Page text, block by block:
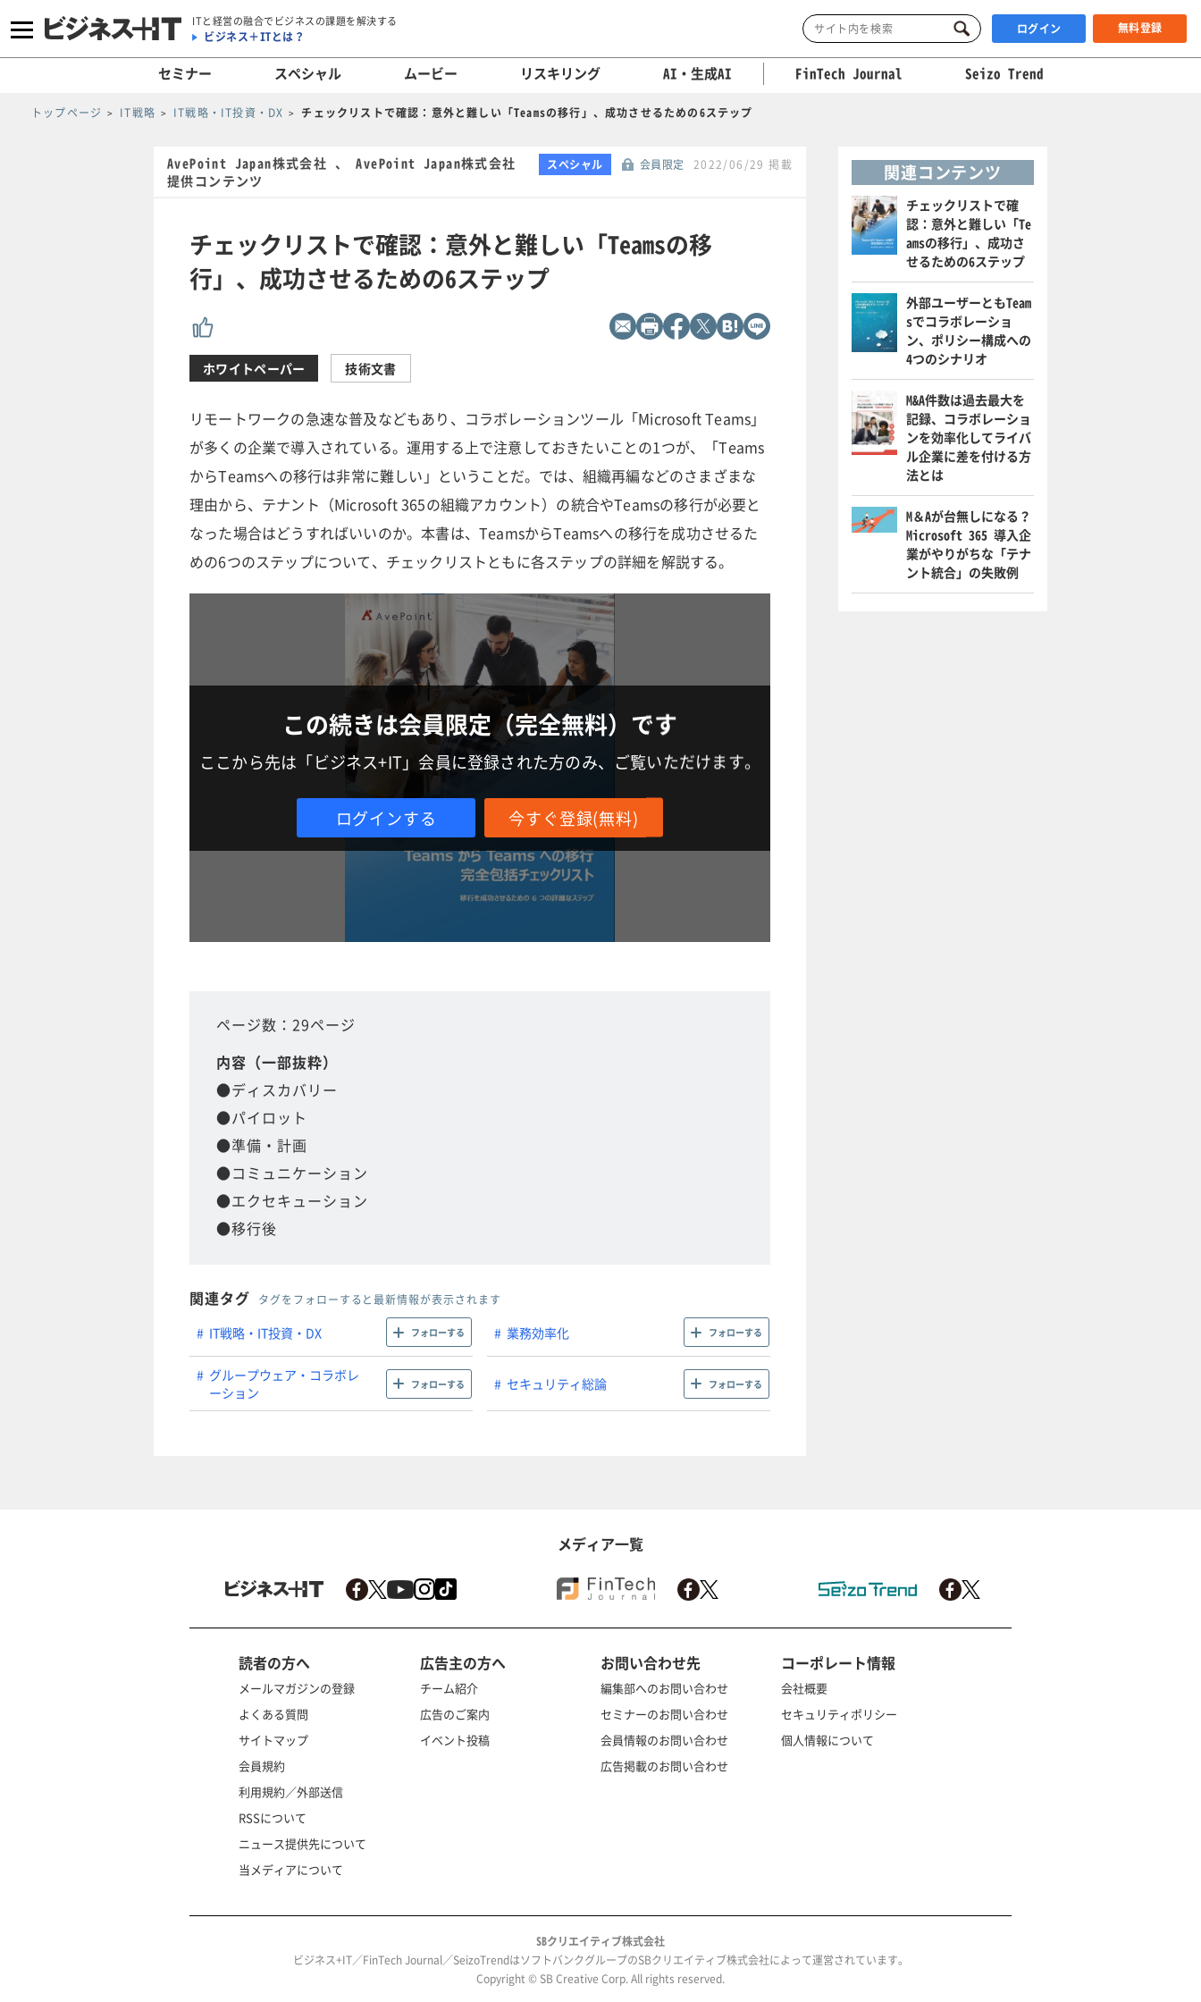
ITと経営の融合でビジネスの課題を解決する
ビジネス＋ITとは？ ログイン 無料登録
セミナー スペシャル ムービー リスキリング AI・生成AI FinTech Journal Seizo Trend
トップページ IT戦略 IT戦略・IT投資・DX チェックリストで確認：意外と難しい「Teamsの移行」、成功させるための6ステップ
AvePoint Japan株式会社 、 AvePoint Japan株式会社
提供コンテンツ
スペシャル 会員限定 2022/06/29 掲載
チェックリストで確認：意外と難しい「Teamsの移
行」、成功させるための6ステップ
ホワイトペーパー 技術文書
リモートワークの急速な普及などもあり、コラボレーションツール「Microsoft Teams」
が多くの企業で導入されている。運用する上で注意しておきたいことの1つが、「Teams
からTeamsへの移行は非常に難しい」ということだ。では、組織再編などのさまざまな
理由から、テナント（Microsoft 365の組織アカウント）の統合やTeamsの移行が必要と
なった場合はどうすればいいのか。本書は、TeamsからTeamsへの移行を成功させるた
めの6つのステップについて、チェックリストともに各ステップの詳細を解説する。
この続きは会員限定（完全無料）です
ここから先は「ビジネス+IT」会員に登録された方のみ、ご覧いただけます。
ログインする 今すぐ登録(無料)
ページ数：29ページ
内容（一部抜粋）
●ディスカバリー
●パイロット
●準備・計画
●コミュニケーション
●エクセキューション
●移行後
関連タグ タグをフォローすると最新情報が表示されます
IT戦略・IT投資・DX フォローする 業務効率化 フォローする
グループウェア・コラボレ
ーション
フォローする セキュリティ総論 フォローする
関連コンテンツ
チェックリストで確
認：意外と難しい「Te
amsの移行」、成功さ
せるための6ステップ
外部ユーザーともTeam
sでコラボレーショ
ン、ポリシー構成への
4つのシナリオ
M&A件数は過去最大を
記録、コラボレーショ
ンを効率化してライバ
ル企業に差を付ける方
法とは
M＆Aが台無しになる？
Microsoft 365 導入企
業がやりがちな「テナ
ント統合」の失敗例
メディア一覧
読者の方へ
メールマガジンの登録
よくある質問
サイトマップ
会員規約
利用規約／外部送信
RSSについて
ニュース提供先について
当メディアについて
広告主の方へ
チーム紹介
広告のご案内
イベント投稿
お問い合わせ先
編集部へのお問い合わせ
セミナーのお問い合わせ
会員情報のお問い合わせ
広告掲載のお問い合わせ
コーポレート情報
会社概要
セキュリティポリシー
個人情報について
SBクリエイティブ株式会社
ビジネス+IT／FinTech Journal／SeizoTrendはソフトバンクグループのSBクリエイティブ株式会社によって運営されています。
Copyright © SB Creative Corp. All rights reserved.